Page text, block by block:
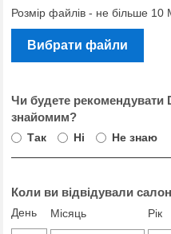
Розмір файлів - не більше 10
Вибрати файли
Чи будете рекомендувати
знайомим?
Так Ні Не знаю
Коли ви відвідували
День Місяць Рік